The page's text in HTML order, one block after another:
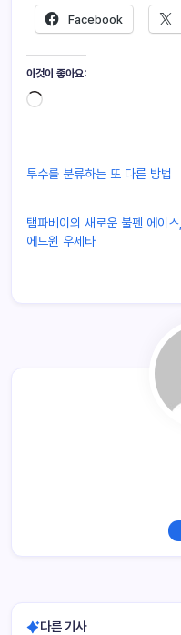
Facebook
이것이 좋아요:
투수를 분류하는 또 다른 방법
탬파베이의 새로운 불펜 에이스,
에드윈 우세타
다른 기사